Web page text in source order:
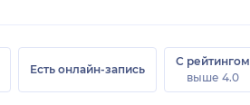
Есть онлайн-запись
С рейтингом
выше 4.0